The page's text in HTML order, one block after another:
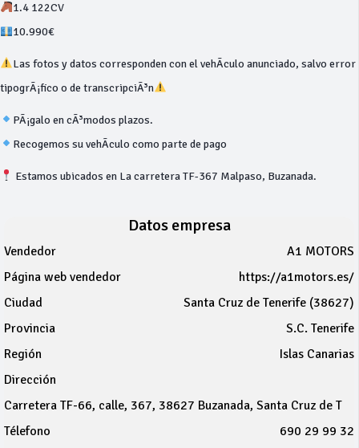
1.4 122CV
10.990€
Las fotos y datos corresponden con el vehÃ­culo anunciado, salvo error
tipogrÃ¡fico o de transcripciÃ³n
PÃ¡galo en cÃ³modos plazos.
Recogemos su vehÃ­culo como parte de pago
Estamos ubicados en La carretera TF-367 Malpaso, Buzanada.
Datos empresa
Vendedor
A1 MOTORS
Página web vendedor
https://a1motors.es/
Ciudad
Santa Cruz de Tenerife (38627)
Provincia
S.C. Tenerife
Región
Islas Canarias
Dirección
Carretera TF-66, calle, 367, 38627 Buzanada, Santa Cruz de T
Télefono
690 29 99 32